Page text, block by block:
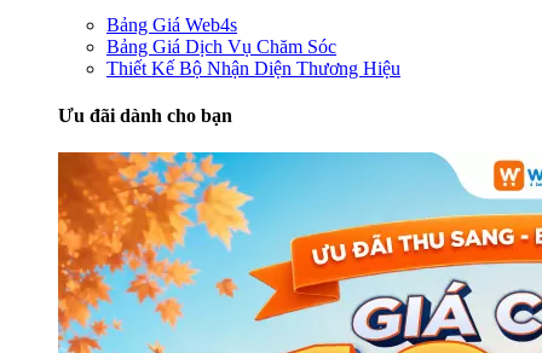
Bảng Giá Web4s
Bảng Giá Dịch Vụ Chăm Sóc
Thiết Kế Bộ Nhận Diện Thương Hiệu
Ưu đãi dành cho bạn